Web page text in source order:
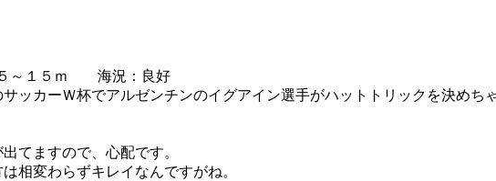
～１５ｍ 海況：良好
ッカーＷ杯でアルゼンチンのイグアイン選手がハットトリックを決めち
てますので、心配です。
相変わらずキレイなんですがね。